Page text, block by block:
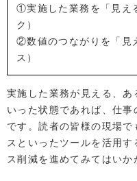
①実施した業務を「見え
ク）
②数値のつながりを「見
ス）
実施した業務が見える、あ
いった状態であれば、仕
です。読者の皆様の現場
スといったツールを活用
ス削減を進めてみてはいか